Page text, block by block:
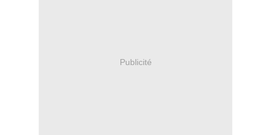
Publicité